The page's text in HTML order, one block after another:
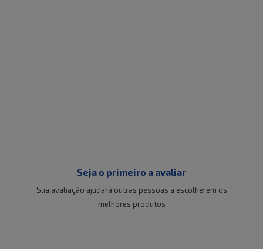
Seja o primeiro a avaliar
Sua avaliação ajudará outras pessoas a escolherem os
melhores produtos